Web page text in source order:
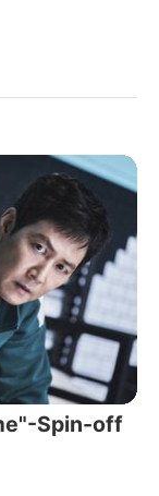
Spin-off